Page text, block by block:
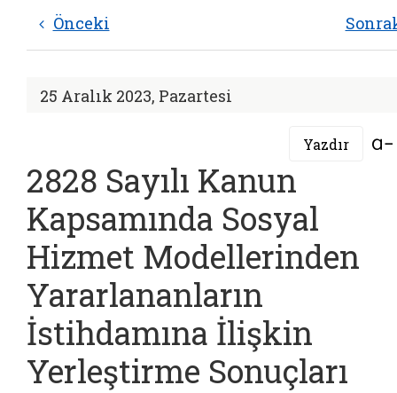
Önceki
25 Aralık 2023, Pazartesi
Yazdır
2828 Sayılı Kanun
Kapsamında Sosyal
Hizmet Modellerinden
Yararlananların
İstihdamına İlişkin
Yerleştirme Sonuçları